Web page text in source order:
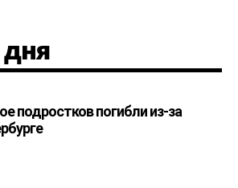
подростков погибли из-за